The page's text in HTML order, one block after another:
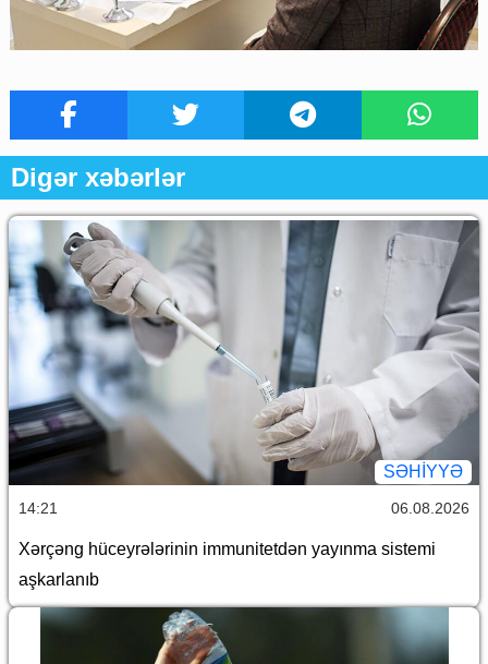
Digər xəbərlər
SƏHIYYƏ
14:21 06.08.2026
Xərçəng hüceyrələrinin immunitetdən yayınma sistemi
aşkarlanıb